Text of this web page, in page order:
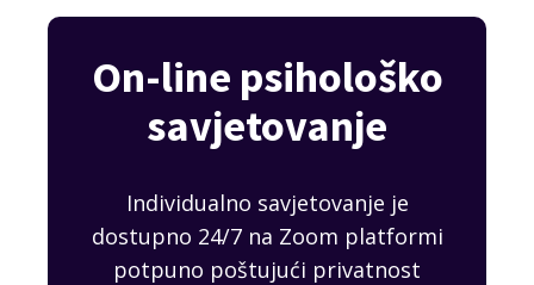
On-line psihološko
savjetovanje
Individualno savjetovanje je
dostupno 24/7 na Zoom platformi
potpuno poštujući privatnost